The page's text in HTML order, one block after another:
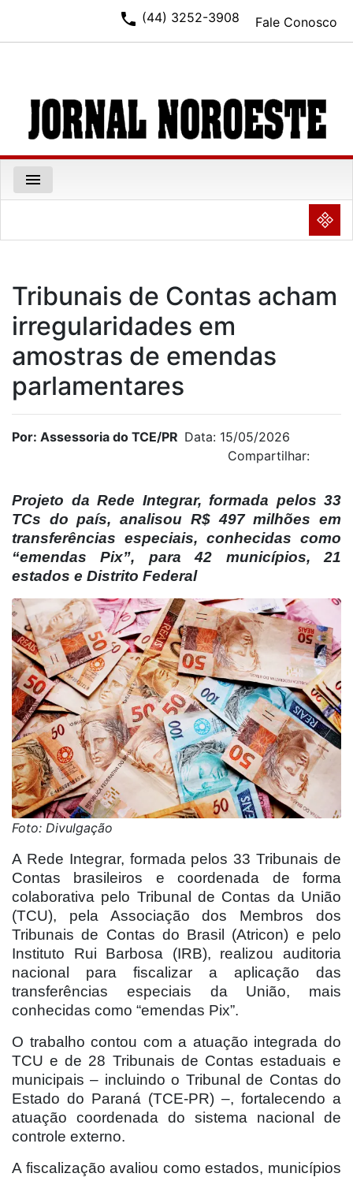
Fale Conosco
phone (44) 3252-3908
menu
NULL
Tribunais de Contas acham
irregularidades em
amostras de emendas
parlamentares
Por: Assessoria do TCE/PR Data: 15/05/2026
Compartilhar:
Projeto da Rede Integrar, formada pelos 33
TCs do país, analisou R$ 497 milhões em
transferências especiais, conhecidas como
“emendas Pix”, para 42 municípios, 21
estados e Distrito Federal
Foto: Divulgação
A Rede Integrar, formada pelos 33 Tribunais de
Contas brasileiros e coordenada de forma
colaborativa pelo Tribunal de Contas da União
(TCU), pela Associação dos Membros dos
Tribunais de Contas do Brasil (Atricon) e pelo
Instituto Rui Barbosa (IRB), realizou auditoria
nacional para fiscalizar a aplicação das
transferências especiais da União, mais
conhecidas como “emendas Pix”.
O trabalho contou com a atuação integrada do
TCU e de 28 Tribunais de Contas estaduais e
municipais – incluindo o Tribunal de Contas do
Estado do Paraná (TCE-PR) –, fortalecendo a
atuação coordenada do sistema nacional de
controle externo.
A fiscalização avaliou como estados, municípios